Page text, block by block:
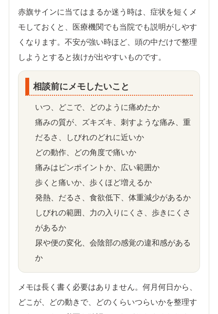
赤旗サインに当てはまるか迷う時は、症状を短くメ
モしておくと、医療機関でも当院でも説明がしやす
くなります。不安が強い時ほど、頭の中だけで整理
しようとすると抜けが出やすいものです。
相談前にメモしたいこと
いつ、どこで、どのように痛めたか
痛みの質が、ズキズキ、刺すような痛み、重
だるさ、しびれのどれに近いか
どの動作、どの角度で痛いか
痛みはピンポイントか、広い範囲か
歩くと痛いか、歩くほど増えるか
発熱、だるさ、食欲低下、体重減少があるか
しびれの範囲、力の入りにくさ、歩きにくさ
があるか
尿や便の変化、会陰部の感覚の違和感がある
か
メモは長く書く必要はありません。何月何日から、
どこが、どの動きで、どのくらいつらいかを整理す